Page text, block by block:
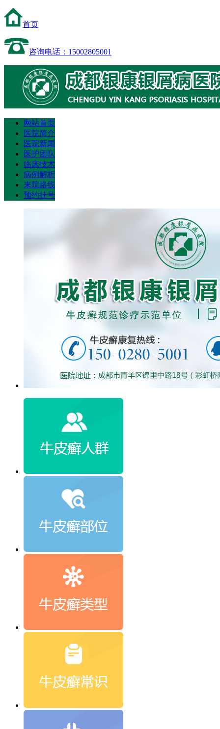
首页
咨询电话：15002805001
网站首页
医院简介
医院新闻
医护团队
临床技术
病例解析
来院路线
预约挂号